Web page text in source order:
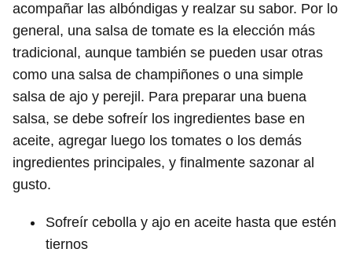
acompañar las albóndigas y realzar su sabor. Por lo
general, una salsa de tomate es la elección más
tradicional, aunque también se pueden usar otras
como una salsa de champiñones o una simple
salsa de ajo y perejil. Para preparar una buena
salsa, se debe sofreír los ingredientes base en
aceite, agregar luego los tomates o los demás
ingredientes principales, y finalmente sazonar al
gusto.
Sofreír cebolla y ajo en aceite hasta que estén
tiernos